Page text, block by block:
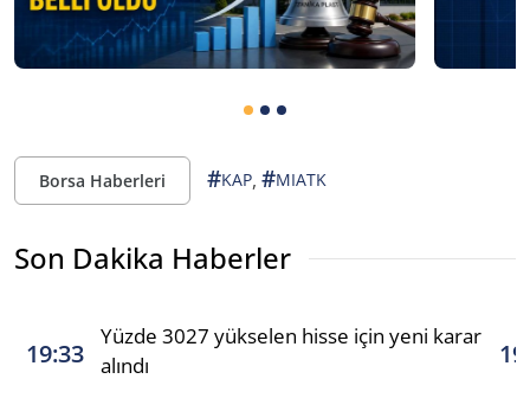
Borsa Haberleri #KAP, #MIATK
Son Dakika Haberler
19:33
Yüzde 3027 yükselen hisse için yeni karar
alındı